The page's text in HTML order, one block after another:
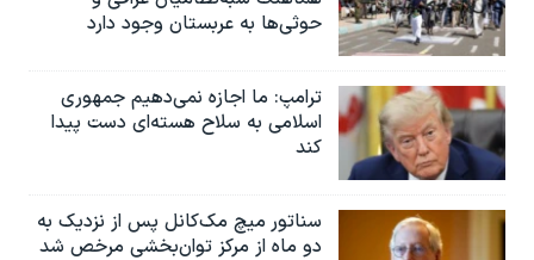
حوثی‌ها به عربستان وجود دارد
ترامپ: ما اجازه نمی‌دهیم جمهوری
اسلامی به سلاح هسته‌ای دست پیدا
کند
سناتور میچ مک‌کانل پس از نزدیک به
دو ماه از مرکز توان‌بخشی مرخص شد